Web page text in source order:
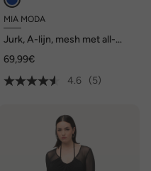
MIA MODA
Jurk, A-lijn, mesh met all-
69,99€
4.6
(5)